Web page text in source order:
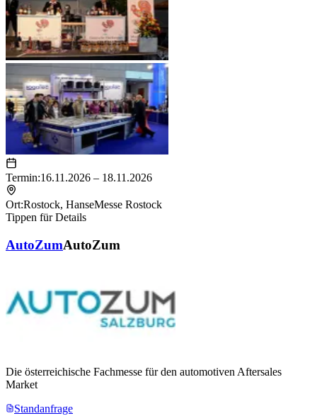
Termin:16.11.2026 – 18.11.2026
Ort:Rostock, HanseMesse Rostock
Tippen für Details
AutoZumAutoZum
Die österreichische Fachmesse für den automotiven Aftersales
Market
Standanfrage